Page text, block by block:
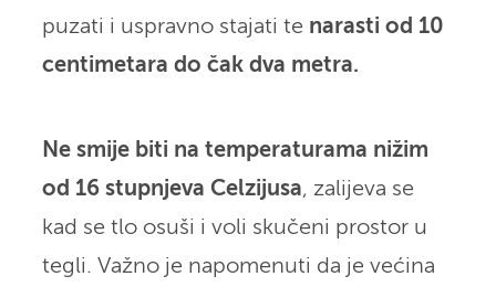
puzati i uspravno stajati te narasti od 10
centimetara do čak dva metra.
Ne smije biti na temperaturama nižim
od 16 stupnjeva Celzijusa, zalijeva se
kad se tlo osuši i voli skučeni prostor u
tegli. Važno je napomenuti da je većina